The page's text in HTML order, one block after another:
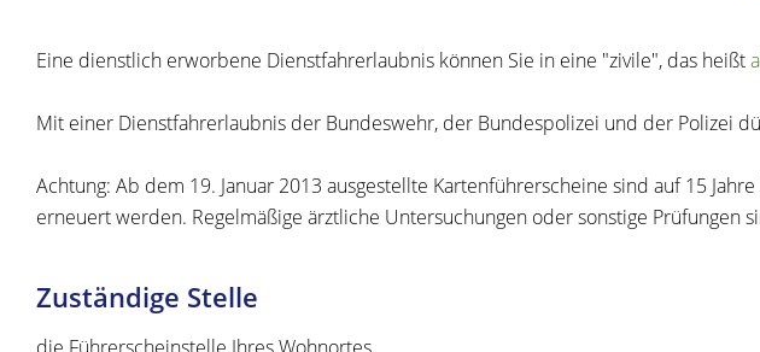
Eine dienstlich erworbene Dienstfahrerlaubnis können Sie in eine "zivile", das heißt
Mit einer Dienstfahrerlaubnis der Bundeswehr, der Bundespolizei und der Polizei
Achtung: Ab dem 19. Januar 2013 ausgestellte Kartenführerscheine sind auf 15
erneuert werden. Regelmäßige ärztliche Untersuchungen oder sonstige Prüfungen
Zuständige Stelle
die Führerscheinstelle Ihres Wohnortes